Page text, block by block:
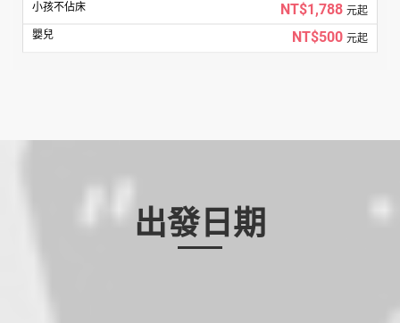
NT$1,788 元起
NT$500 元起
出發日期